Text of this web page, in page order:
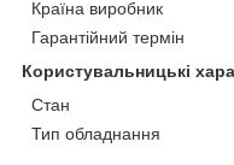
Країна виробник
Гарантійний термін
Користувальницькі
Стан
Тип обладнання